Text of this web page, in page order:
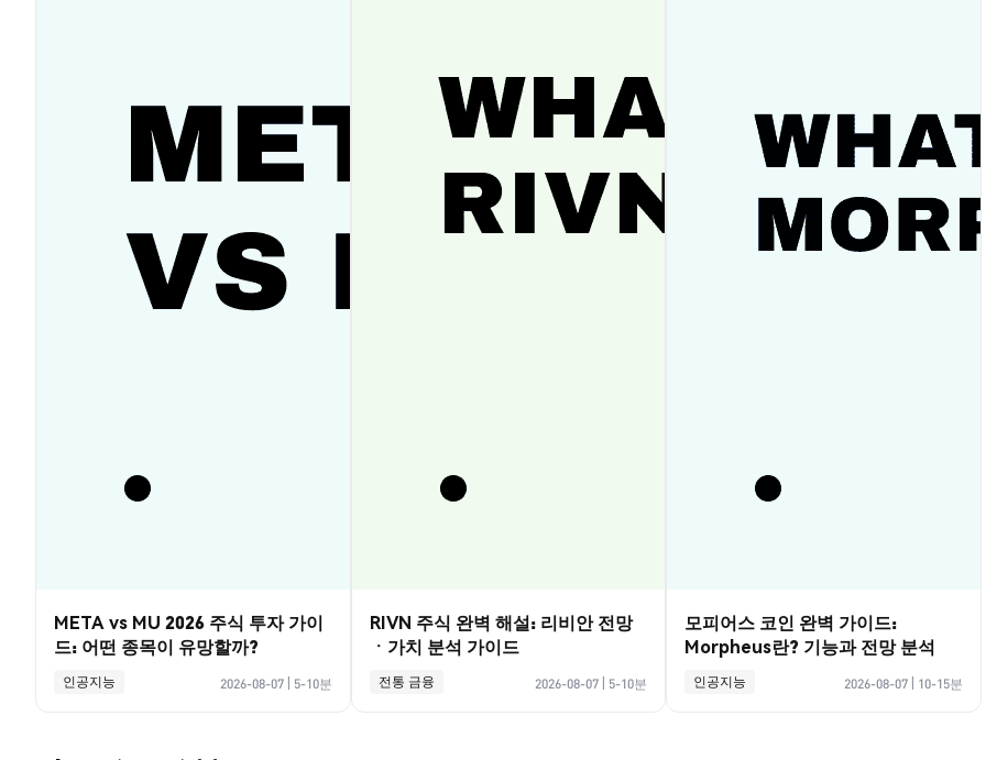
META vs MU 2026 주식 투자 가이
드: 어떤 종목이 유망할까?
인공지능 2026-08-07 5-10분
RIVN 주식 완벽 해설: 리비안 전망
ㆍ가치 분석 가이드
전통 금융 2026-08-07 5-10분
모피어스 코인 완벽 가이드:
Morpheus란? 기능과 전망 분석
인공지능 2026-08-07 10-15분